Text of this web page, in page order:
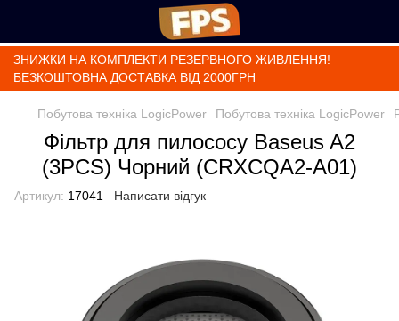
ЗНИЖКИ НА КОМПЛЕКТИ РЕЗЕРВНОГО ЖИВЛЕННЯ!
БЕЗКОШТОВНА ДОСТАВКА ВІД 2000ГРН
Побутова техніка LogicPower Побутова техніка LogicPower
Фільтр для пилососу Baseus A2
(3PCS) Чорний (CRXCQA2-A01)
Артикул: 17041 Написати відгук